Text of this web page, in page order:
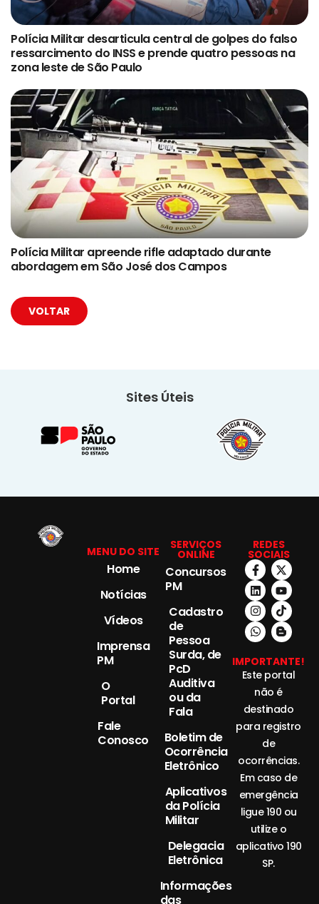
Polícia Militar desarticula central de golpes do falso
ressarcimento do INSS e prende quatro pessoas na
zona leste de São Paulo
Polícia Militar apreende rifle adaptado durante
abordagem em São José dos Campos
VOLTAR
Sites Úteis
MENU DO SITE
Home
Notícias
Vídeos
Imprensa
PM
O
Portal
Fale
Conosco
SERVIÇOS
ONLINE
Concursos
PM
Cadastro
de
Pessoa
Surda, de
PcD
Auditiva
ou da
Fala
Boletim de
Ocorrência
Eletrônico
Aplicativos
da Polícia
Militar
Delegacia
Eletrônica
Informações
das
REDES
SOCIAIS
IMPORTANTE!
Este portal
não é
destinado
para registro
de
ocorrências.
Em caso de
emergência
ligue 190 ou
utilize o
aplicativo 190
SP.